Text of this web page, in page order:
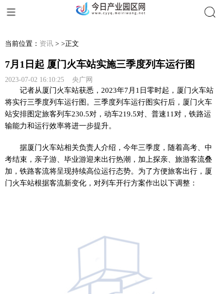
当前位置： 资讯 > >正文
7月1日起 厦门火车站实施三季度列车运行图
2023-07-02 16:10:25 央广网
记者从厦门火车站获悉，2023年7月1日零时起，厦门火车站
将实行三季度列车运行图。三季度列车运行图实行后，厦门火车
站安排图定旅客列车230.5对，动车219.5对、普速11对，铁路运
输能力和运行效率将进一步提升。
据厦门火车站相关负责人介绍，今年三季度，随着高考、中
考结束，亲子游、毕业游迎来出行热潮，加上探亲、旅游客流叠
加，铁路客流将呈现持续高位运行态势。为了方便旅客出行，厦
门火车站根据客流新变化，对列车开行方案作出以下调整：